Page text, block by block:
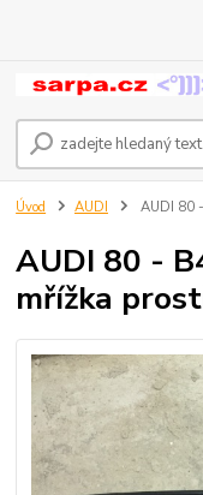
Úvod AUDI AUDI 80
AUDI 80 -
mřížka